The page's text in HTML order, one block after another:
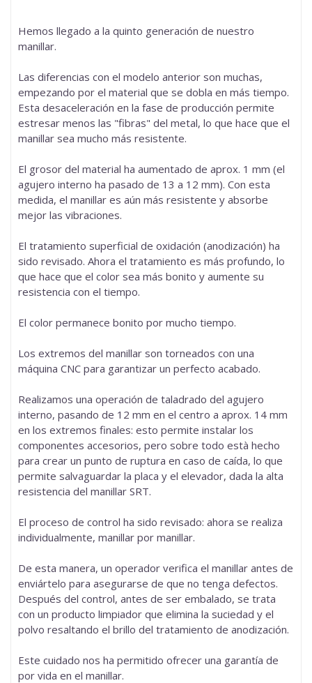
Hemos llegado a la quinto generación de nuestro
manillar.
Las diferencias con el modelo anterior son muchas,
empezando por el material que se dobla en más tiempo.
Esta desaceleración en la fase de producción permite
estresar menos las "fibras" del metal, lo que hace que el
manillar sea mucho más resistente.
El grosor del material ha aumentado de aprox. 1 mm (el
agujero interno ha pasado de 13 a 12 mm). Con esta
medida, el manillar es aún más resistente y absorbe
mejor las vibraciones.
El tratamiento superficial de oxidación (anodización) ha
sido revisado. Ahora el tratamiento es más profundo, lo
que hace que el color sea más bonito y aumente su
resistencia con el tiempo.
El color permanece bonito por mucho tiempo.
Los extremos del manillar son torneados con una
máquina CNC para garantizar un perfecto acabado.
Realizamos una operación de taladrado del agujero
interno, pasando de 12 mm en el centro a aprox. 14 mm
en los extremos finales: esto permite instalar los
componentes accesorios, pero sobre todo està hecho
para crear un punto de ruptura en caso de caída, lo que
permite salvaguardar la placa y el elevador, dada la alta
resistencia del manillar SRT.
El proceso de control ha sido revisado: ahora se realiza
individualmente, manillar por manillar.
De esta manera, un operador verifica el manillar antes de
enviártelo para asegurarse de que no tenga defectos.
Después del control, antes de ser embalado, se trata
con un producto limpiador que elimina la suciedad y el
polvo resaltando el brillo del tratamiento de anodización.
Este cuidado nos ha permitido ofrecer una garantía de
por vida en el manillar.